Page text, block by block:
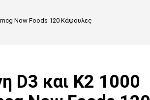
mcg Now Foods 120 Kάψουλες
D3 και K2 1000